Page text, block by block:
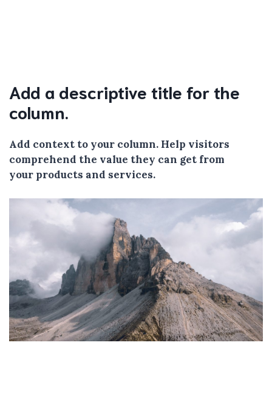
Add a descriptive title for the
column.
Add context to your column. Help visitors
comprehend the value they can get from
your products and services.